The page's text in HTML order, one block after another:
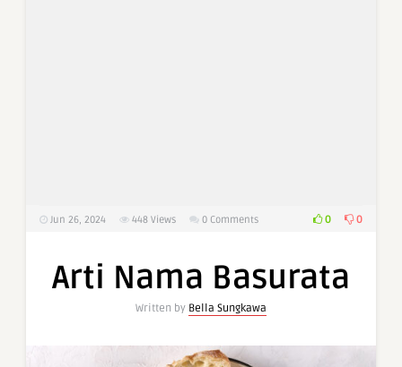
Jun 26, 2024 448 Views 0 Comments 0 0
Arti Nama Basurata
Written by Bella Sungkawa